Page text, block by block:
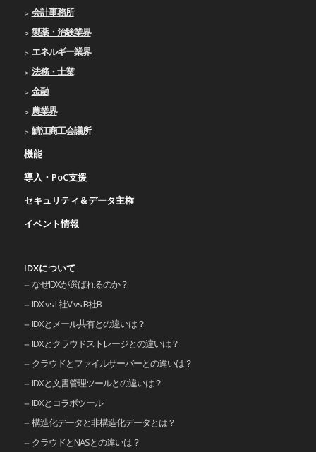
会計事務所
製薬・治験業界
エネルギー業界
法務・士業
金融
農業界
鯖江商工会議所
機能
導入・PoC支援
セキュリティ＆データ主権
イベント情報
IDXについて
なぜIDXが選ばれるのか？
IDX vs L社V vs B社B
IDXとメール共有との違いは？
IDXとクラウドストレージとの違いは？
クラウドとファイルサーバーとの違いは？
IDXと文書管理ツールとの違いは？
IDXとコラボツール
構造化データと非構造化データとは？
クラウドとNASとの違いは？